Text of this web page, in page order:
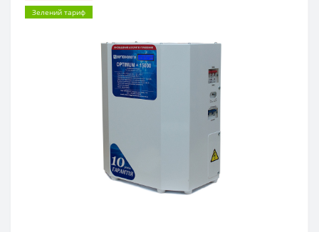
Зелений тариф